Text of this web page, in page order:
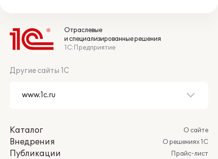
Отраслевые
и специализированные решения
1С:Предприятие
Другие сайты 1С
Каталог
Внедрения
Публикации
О сайте
О решениях 1С
Прайс-лист